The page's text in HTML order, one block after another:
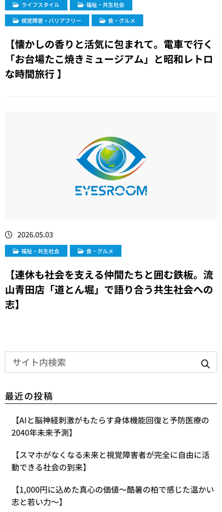
ライフスタイル
福祉・共生社会
視覚障害・バリアフリー
食・グルメ
【懐かしの香りと活気に包まれて。電車で行く
「お台場たこ焼きミュージアム」と昭和レトロ
な時間旅行 】
2026.05.03
福祉・共生社会 食・グルメ
【​連休も社会を支える仲間たちと囲む鉄板。流
山青田店「道とん堀」で語り合う共生社会への
志】
最近の投稿
【AIと脳神経刺激がもたらす身体機能回復と予防医療の
2040年未来予測】
【スマホがなくなる未来と視覚障害者が完全に自由に活
動できる社会の到来】
【1,000円に込めた真心の価値〜酷暑の柏で感じた温かい
志と若い力〜】